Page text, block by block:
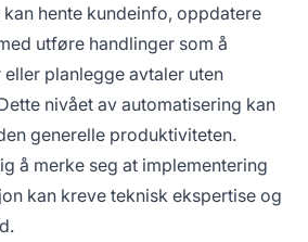
hente kundeinfo, oppdatere
utføre handlinger som å
planlegge avtaler uten
nivået av automatisering kan
generelle produktiviteten.
å merke seg at implementering
kan kreve teknisk ekspertise og